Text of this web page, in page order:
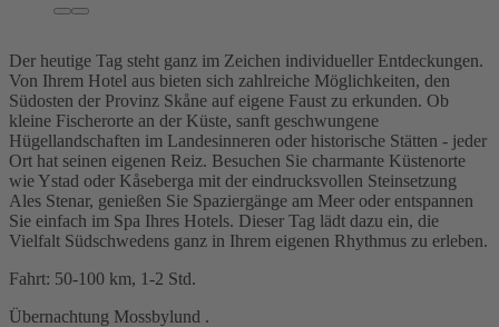
Der heutige Tag steht ganz im Zeichen individueller Entdeckungen.
Von Ihrem Hotel aus bieten sich zahlreiche Möglichkeiten, den
Südosten der Provinz Skåne auf eigene Faust zu erkunden. Ob
kleine Fischerorte an der Küste, sanft geschwungene
Hügellandschaften im Landesinneren oder historische Stätten - jeder
Ort hat seinen eigenen Reiz. Besuchen Sie charmante Küstenorte
wie Ystad oder Kåseberga mit der eindrucksvollen Steinsetzung
Ales Stenar, genießen Sie Spaziergänge am Meer oder entspannen
Sie einfach im Spa Ihres Hotels. Dieser Tag lädt dazu ein, die
Vielfalt Südschwedens ganz in Ihrem eigenen Rhythmus zu erleben.
Fahrt: 50-100 km, 1-2 Std.
Übernachtung Mossbylund .